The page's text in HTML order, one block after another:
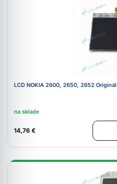
LCD NOKIA 2600, 2650, 2652 Originál
na sklade
14,76 €